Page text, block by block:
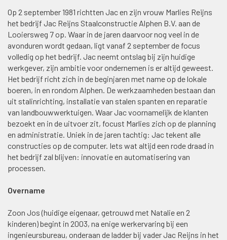
Op 2 september 1981 richtten Jac en zijn vrouw Marlies Reijns
het bedrijf Jac Reijns Staalconstructie Alphen B.V. aan de
Looiersweg 7 op. Waar in de jaren daarvoor nog veel in de
avonduren wordt gedaan, ligt vanaf 2 september de focus
volledig op het bedrijf. Jac neemt ontslag bij zijn huidige
werkgever, zijn ambitie voor ondernemen is er altijd geweest.
Het bedrijf richt zich in de beginjaren met name op de lokale
boeren, in en rondom Alphen. De werkzaamheden bestaan dan
uit stalinrichting, installatie van stalen spanten en reparatie
van landbouwwerktuigen. Waar Jac voornamelijk de klanten
bezoekt en in de uitvoer zit, focust Marlies zich op de planning
en administratie. Uniek in de jaren tachtig: Jac tekent alle
constructies op de computer. Iets wat altijd een rode draad in
het bedrijf zal blijven: innovatie en automatisering van
processen.
Overname
Zoon Jos (huidige eigenaar, getrouwd met Natalie en 2
kinderen) begint in 2003, na enige werkervaring bij een
ingenieursbureau, onderaan de ladder bij vader Jac Reijns in het